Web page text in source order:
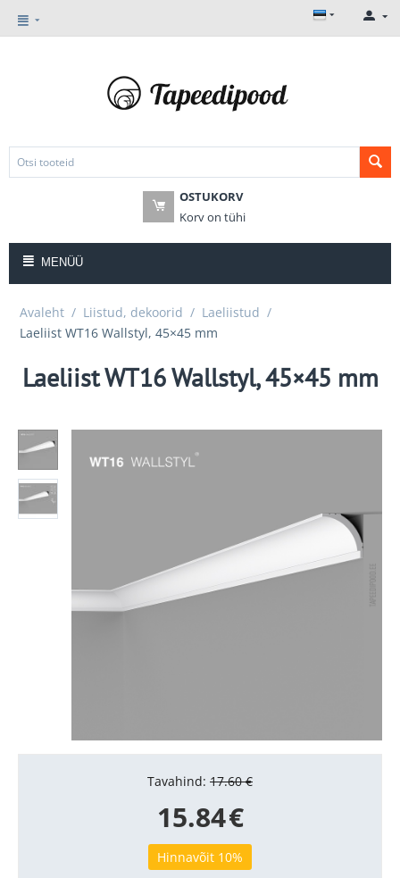
OSTUKORV
Korv on tühi
MENÜÜ
Avaleht / Liistud, dekoorid / Laeliistud /
Laeliist WT16 Wallstyl, 45×45 mm
Laeliist WT16 Wallstyl, 45×45 mm
Tavahind: 17.60 €
15.84€
Hinnavõit 10%